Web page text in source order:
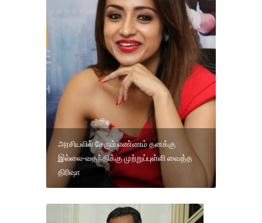
அரசியலில் சேரும் எண்ணம் தனக்கு
இல்லை-வதந்திக்கு முற்றுப்புள்ளி வைத்த
திரிஷா